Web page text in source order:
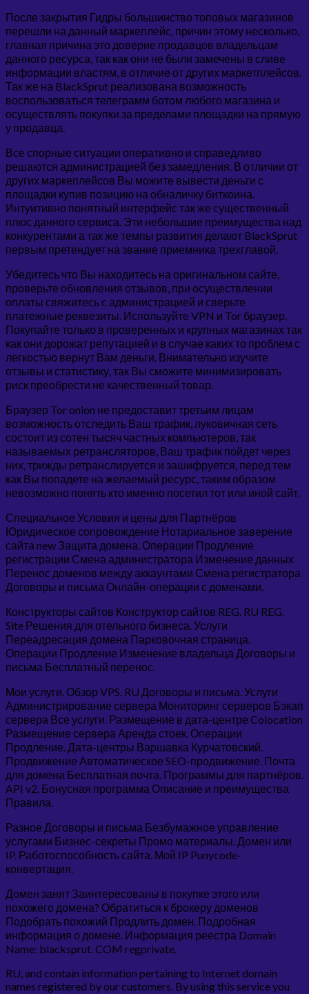
После закрытия Гидры большинство топовых магазинов
перешли на данный маркеплейс, причин этому несколько,
главная причина это доверие продавцов владельцам
данного ресурса, так как они не были замечены в сливе
информации властям, в отличие от других маркетплейсов.
Так же на BlackSprut реализована возможность
воспользоваться телеграмм ботом любого магазина и
осуществлять покупки за пределами площадки на прямую
у продавца.
Все спорные ситуации оперативно и справедливо
решаются администрацией без замедления. В отличии от
других маркеплейсов Вы можите вывести деньги с
площадки купив позицию на обналичку биткоина.
Интуитивно понятный интерфейс так же существенный
плюс данного сервиса. Эти небольшие преимущества над
конкурентами а так же темпы развития делают BlackSprut
первым претендует на звание приемника трехглавой.
Убедитесь что Вы находитесь на оригинальном сайте,
проверьте обновления отзывов, при осуществлении
оплаты свяжитесь с администрацией и сверьте
платежные реквезиты. Используйте VPN и Tor браузер.
Покупайте только в проверенных и крупных магазинах так
как они дорожат репутацией и в случае каких то проблем с
легкостью вернут Вам деньги. Внимательно изучите
отзывы и статистику, так Вы сможите минимизировать
риск преобрести не качественный товар.
Браузер Tor onion не предоставит третьим лицам
возможность отследить Ваш трафик, луковичная сеть
состоит из сотен тысяч частных компьютеров, так
называемых ретрансляторов, Ваш трафик пойдет через
них, трижды ретранслируется и зашифруется, перед тем
как Вы попадете на желаемый ресурс, таким образом
невозможно понять кто именно посетил тот или иной сайт.
Специальное Условия и цены для Партнёров
Юридическое сопровождение Нотариальное заверение
сайта new Защита домена. Операции Продление
регистрации Смена администратора Изменение данных
Перенос доменов между аккаунтами Смена регистратора
Договоры и письма Онлайн-операции с доменами.
Конструкторы сайтов Конструктор сайтов REG. RU REG.
Site Решения для отельного бизнеса. Услуги
Переадресация домена Парковочная страница.
Операции Продление Изменение владельца Договоры и
письма Бесплатный перенос.
Мои услуги. Обзор VPS. RU Договоры и письма. Услуги
Администрирование сервера Мониторинг серверов Бэкап
сервера Все услуги. Размещение в дата-центре Colocation
Размещение сервера Аренда стоек. Операции
Продление. Дата-центры Варшавка Курчатовский.
Продвижение Автоматическое SEO-продвижение. Почта
для домена Бесплатная почта. Программы для партнёров.
API v2. Бонусная программа Описание и преимущества
Правила.
Разное Договоры и письма Безбумажное управление
услугами Бизнес-секреты Промо материалы. Домен или
IP. Работоспособность сайта. Мой IP Punycode-
конвертация.
Домен занят Заинтересованы в покупке этого или
похожего домена? Обратиться к брокеру доменов
Подобрать похожий Продлить домен. Подробная
информация о домене. Информация реестра Domain
Name: blacksprut. COM regprivate.
RU, and contain information pertaining to Internet domain
names registered by our customers. By using this service you